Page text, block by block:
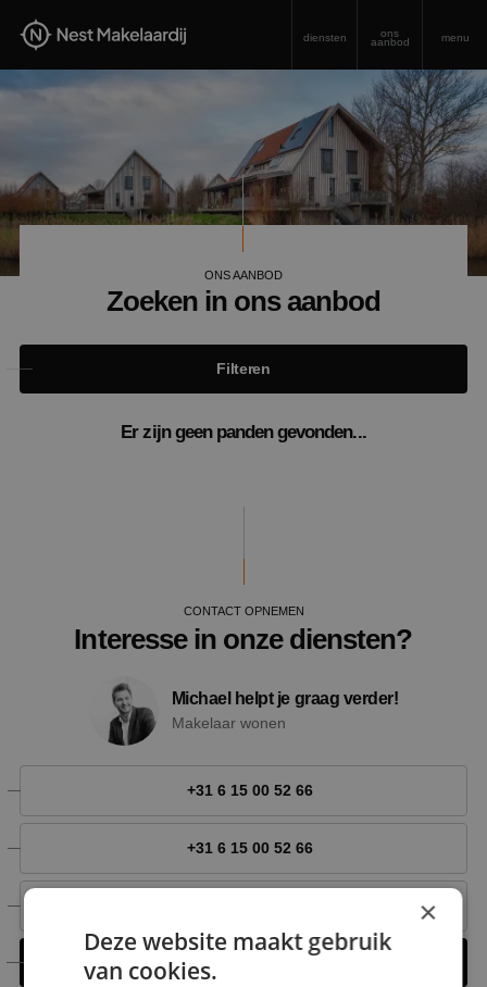
diensten ons
aanbod menu
ONS AANBOD
Zoeken in ons aanbod
Filteren
Er zijn geen panden gevonden...
CONTACT OPNEMEN
Interesse in onze diensten?
Michael helpt je graag verder!
Makelaar wonen
+31 6 15 00 52 66
+31 6 15 00 52 66
Contact opnemen
×
Deze website maakt gebruik
van cookies.